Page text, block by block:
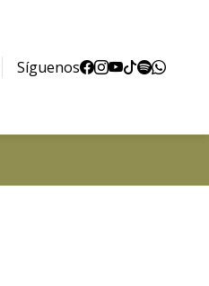
Síguenos